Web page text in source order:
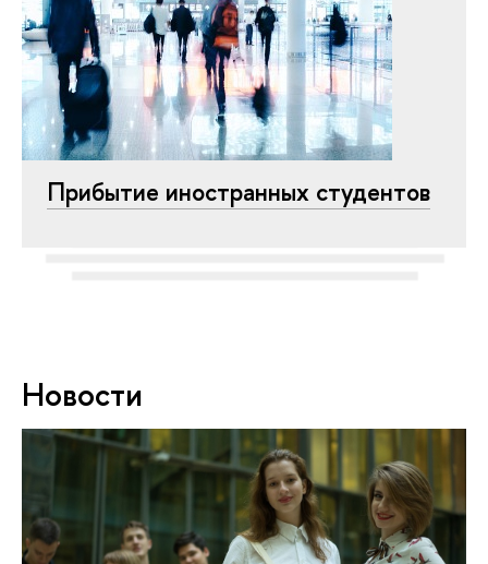
Прибытие иностранных студентов
Новости